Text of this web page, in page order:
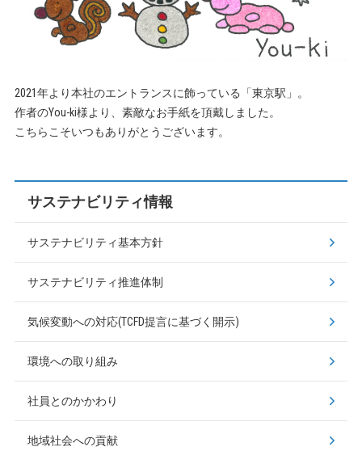
2021年より本社のエントランスに飾っている「東京駅」。
作者のYou-ki様より、素敵なお手紙を頂戴しました。
こちらこそいつもありがとうございます。
サステナビリティ情報
サステナビリティ基本方針
サステナビリティ推進体制
気候変動への対応(TCFD提言に基づく開示)
環境への取り組み
社員とのかかわり
地域社会への貢献